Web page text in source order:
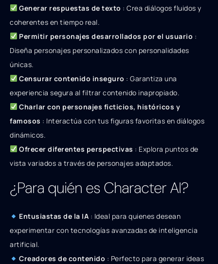
Generar respuestas de texto : Crea diálogos fluidos y
coherentes en tiempo real.
Permitir personajes desarrollados por el usuario :
Diseña personajes personalizados con personalidades
únicas.
Censurar contenido inseguro : Garantiza una
experiencia segura al filtrar contenido inapropiado.
Charlar con personajes ficticios, históricos y
famosos : Interactúa con tus figuras favoritas en diálogos
dinámicos.
Ofrecer diferentes perspectivas : Explora puntos de
vista variados a través de personajes adaptados.
¿Para quién es Character AI?
Entusiastas de la IA : Ideal para quienes desean
experimentar con tecnologías avanzadas de inteligencia
artificial.
Creadores de contenido : Perfecto para generar ideas